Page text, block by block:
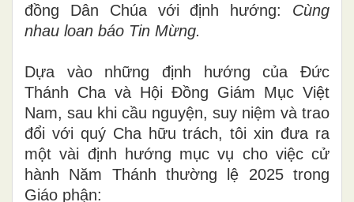
đồng Dân Chúa với định hướng: Cùng
nhau loan báo Tin Mừng.
Dựa vào những định hướng của Đức
Thánh Cha và Hội Đồng Giám Mục Việt
Nam, sau khi cầu nguyện, suy niệm và trao
đổi với quý Cha hữu trách, tôi xin đưa ra
một vài định hướng mục vụ cho việc cử
hành Năm Thánh thường lệ 2025 trong
Giáo phận: